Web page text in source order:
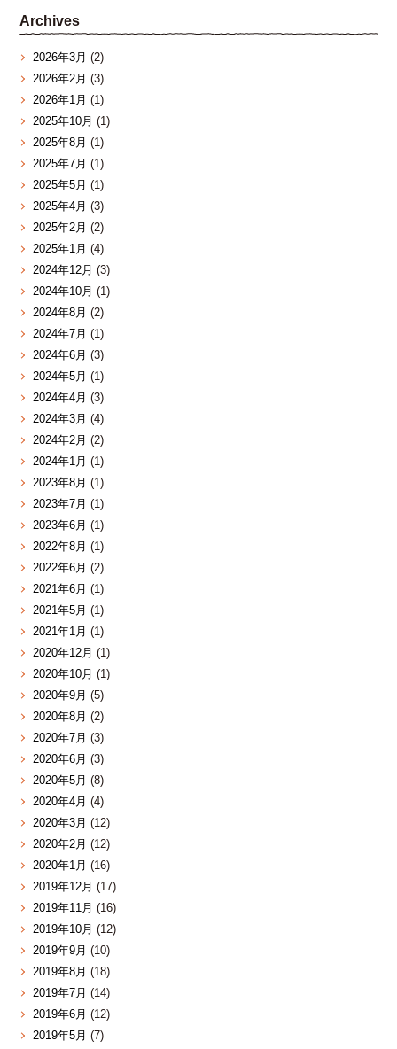
Archives
2026年3月 (2)
2026年2月 (3)
2026年1月 (1)
2025年10月 (1)
2025年8月 (1)
2025年7月 (1)
2025年5月 (1)
2025年4月 (3)
2025年2月 (2)
2025年1月 (4)
2024年12月 (3)
2024年10月 (1)
2024年8月 (2)
2024年7月 (1)
2024年6月 (3)
2024年5月 (1)
2024年4月 (3)
2024年3月 (4)
2024年2月 (2)
2024年1月 (1)
2023年8月 (1)
2023年7月 (1)
2023年6月 (1)
2022年8月 (1)
2022年6月 (2)
2021年6月 (1)
2021年5月 (1)
2021年1月 (1)
2020年12月 (1)
2020年10月 (1)
2020年9月 (5)
2020年8月 (2)
2020年7月 (3)
2020年6月 (3)
2020年5月 (8)
2020年4月 (4)
2020年3月 (12)
2020年2月 (12)
2020年1月 (16)
2019年12月 (17)
2019年11月 (16)
2019年10月 (12)
2019年9月 (10)
2019年8月 (18)
2019年7月 (14)
2019年6月 (12)
2019年5月 (7)